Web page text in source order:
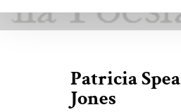
Patricia
Jones